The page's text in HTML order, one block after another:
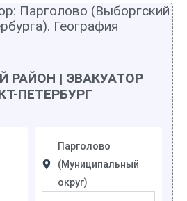
Парголово (Выборгский
География
РАЙОН | ЭВАКУАТОР
ПЕТЕРБУРГ
Парголово
(Муниципальный
округ)